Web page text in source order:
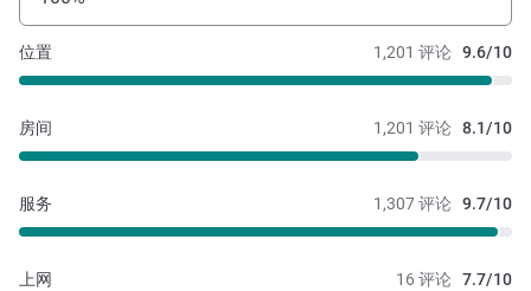
1,201 评论 9.6/10
位置
1,201 评论 8.1/10
房间
1,307 评论 9.7/10
服务
16 评论 7.7/10
上网